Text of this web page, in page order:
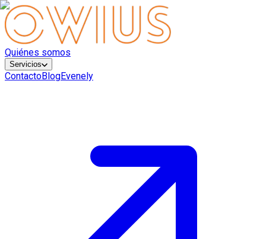
Quiénes somos
Servicios
ContactoBlogEvenely